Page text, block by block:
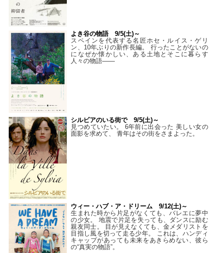
よき谷の物語 9/5(土)～
スペインを代表する名匠ホセ・ルイス・ゲリ
ン、10年ぶりの新作長編。 行ったことがないの
になぜか懐かしい、ある土地とそこに暮らす
人々の物語――
シルビアのいる街で 9/5(土)～
見つめていたい。 6年前に出会った 美しい女の
面影を求めて、 青年はその街をさまよった。
ウィー・ハブ・ア・ドリーム 9/12(土)～
生まれた時から片足がなくても、バレエに夢中
の少女。 地震で片足を失っても、ダンスに励む
親友同士。 目が見えなくても、金メダリストを
目指し風を切って走る少年。 これは、ハンディ
キャップがあっても未来をあきらめない、彼ら
の“真実の物語”。